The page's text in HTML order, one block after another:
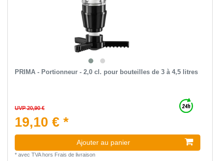
PRIMA - Portionneur - 2,0 cl. pour bouteilles de 3 à 4,5 litres
UVP 20,90 €
19,10 € *
Ajouter au panier
* avec TVAhors Frais de livraison